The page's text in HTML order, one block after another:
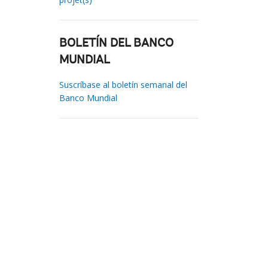
BOLETÍN DEL BANCO
MUNDIAL
Suscríbase al boletín semanal del
Banco Mundial